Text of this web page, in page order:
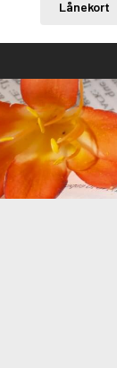
Lånekort